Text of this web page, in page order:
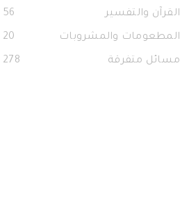
القرآن والتفسير 56
المطعومات والمشروبات 20
مسائل متفرقة 278